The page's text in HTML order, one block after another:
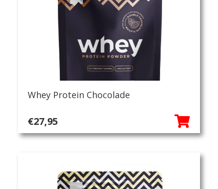
Whey Protein Chocolade
€27,95